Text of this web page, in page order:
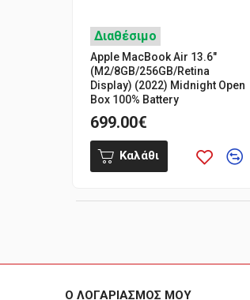
Διαθέσιμο
Apple MacBook Air 13.6"
(M2/8GB/256GB/Retina
Display) (2022) Midnight Open
Box 100% Battery
699.00€
Καλάθι
Ο ΛΟΓΑΡΙΑΣΜΟΣ ΜΟΥ